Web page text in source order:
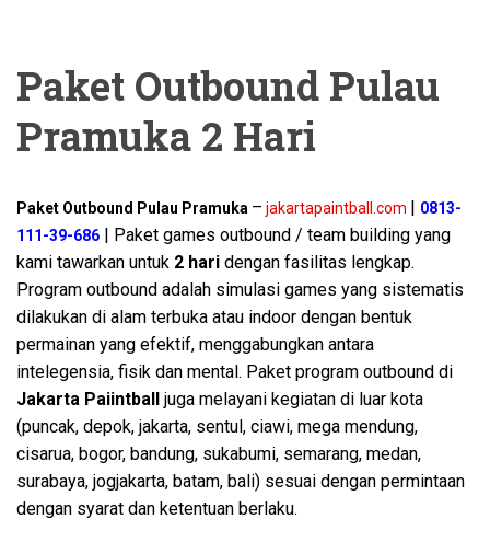
Paket Outbound Pulau
Pramuka 2 Hari
Paket Outbound Pulau Pramuka – jakartapaintball.com | 0813-
111-39-686 | Paket games outbound / team building yang
kami tawarkan untuk 2 hari dengan fasilitas lengkap.
Program outbound adalah simulasi games yang sistematis
dilakukan di alam terbuka atau indoor dengan bentuk
permainan yang efektif, menggabungkan antara
intelegensia, fisik dan mental. Paket program outbound di
Jakarta Paiintball juga melayani kegiatan di luar kota
(puncak, depok, jakarta, sentul, ciawi, mega mendung,
cisarua, bogor, bandung, sukabumi, semarang, medan,
surabaya, jogjakarta, batam, bali) sesuai dengan permintaan
dengan syarat dan ketentuan berlaku.